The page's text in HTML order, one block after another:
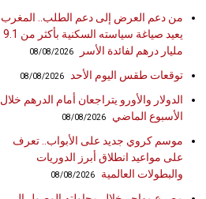
من دعم العرض إلى دعم الطلب.. المغرب
يعيد صياغة سياسته السكنية بأكثر من 9.1
مليار درهم لفائدة الأسر
08/08/2026
توقعات طقس اليوم الأحد 08/08/2026
الدولار والأورو يتراجعان أمام الدرهم خلال
الأسبوع الماضي
08/08/2026
موسم كروي جديد على الأبواب.. تعرف
على مواعيد انطلاق أبرز الدوريات
والبطولات العالمية
08/08/2026